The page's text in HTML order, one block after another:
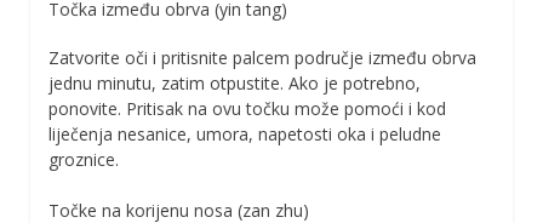
Točka između obrva (yin tang)
Zatvorite oči i pritisnite palcem područje između obrva
jednu minutu, zatim otpustite. Ako je potrebno,
ponovite. Pritisak na ovu točku može pomoći i kod
liječenja nesanice, umora, napetosti oka i peludne
groznice.
Točke na korijenu nosa (zan zhu)